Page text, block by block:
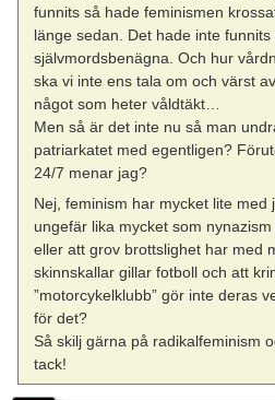
funnits så hade feminismen
länge sedan. Det hade inte
självmordsbenägna. Och hur
ska vi inte ens tala om och värst
något som heter våldtäkt…
Men så är det inte nu så man
patriarkatet med egentligen?
24/7 menar jag?
Nej, feminism har mycket lite med
ungefär lika mycket som
eller att grov brottslighet har med
skinnskallar gillar fotboll och att
”motorcykelklubb” gör inte deras
för det?
Så skilj gärna på radikalfeminism
tack!